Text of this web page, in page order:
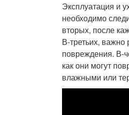
Эксплуатация и
необходимо
вторых, после
В-третьих,
повреждения. В-
как они могут
влажными или